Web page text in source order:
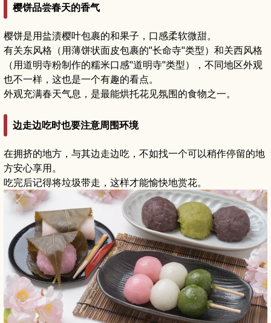
樱饼品尝春天的香气
樱饼是用盐渍樱叶包裹的和果子，口感柔软微甜。
有关东风格（用薄饼状面皮包裹的"长命寺"类型）和关西风格
（用道明寺粉制作的糯米口感"道明寺"类型），不同地区外观
也不一样，这也是一个有趣的看点。
外观充满春天气息，是最能烘托花见氛围的食物之一。
边走边吃时也要注意周围环境
在拥挤的地方，与其边走边吃，不如找一个可以稍作停留的地
方安心享用。
吃完后记得将垃圾带走，这样才能愉快地赏花。